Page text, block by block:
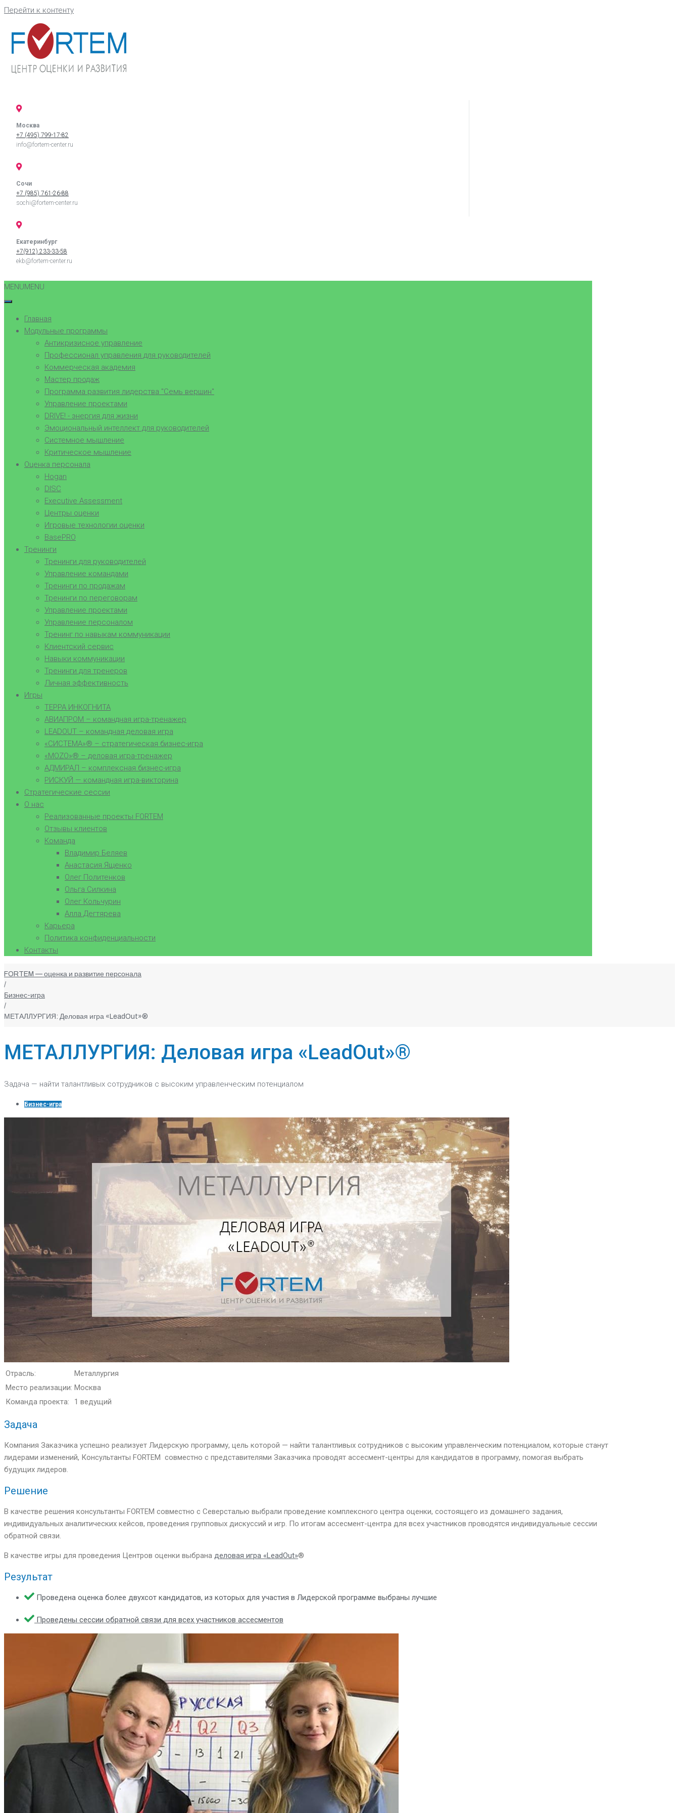
Перейти к контенту
Москва
+7 (495) 799-17-82
info@fortem-center.ru
Сочи
+7 (985) 761-26-88
sochi@fortem-center.ru
Екатеринбург
+7(912) 233-33-58
ekb@fortem-center.ru
MENUMENU
Главная
Модульные программы
Антикризисное управление
Профессионал управления для руководителей
Коммерческая академия
Мастер продаж
Программа развития лидерства "Семь вершин"
Управление проектами
DRIVE! - энергия для жизни
Эмоциональный интеллект для руководителей
Системное мышление
Критическое мышление
Оценка персонала
Hogan
DISC
Executive Assessment
Центры оценки
Игровые технологии оценки
BasePRO
Тренинги
Тренинги для руководителей
Управление командами
Тренинги по продажам
Тренинги по переговорам
Управление проектами
Управление персоналом
Тренинг по навыкам коммуникации
Клиентский сервис
Навыки коммуникации
Тренинги для тренеров
Личная эффективность
Игры
ТЕРРА ИНКОГНИТА
АВИАПРОМ – командная игра-тренажер
LEADOUT – командная деловая игра
«СИСТЕМА»® – стратегическая бизнес-игра
«MOZO»® – деловая игра-тренажер
АДМИРАЛ – комплексная бизнес-игра
РИСКУЙ — командная игра-викторина
Стратегические сессии
О нас
Реализованные проекты FORTEM
Отзывы клиентов
Команда
Владимир Беляев
Анастасия Ященко
Олег Политенков
Ольга Силкина
Олег Кольчурин
Алла Дегтярева
Карьера
Политика конфиденциальности
Контакты
FORTEM — оценка и развитие персонала
/
Бизнес-игра
/
МЕТАЛЛУРГИЯ: Деловая игра «LeadOut»®
МЕТАЛЛУРГИЯ: Деловая игра «LeadOut»®
Задача — найти талантливых сотрудников с высоким управленческим потенциалом
Бизнес-игра
Отрасль:
Металлургия
Место реализации: Москва
Команда проекта:
1 ведущий
Задача
Компания Заказчика успешно реализует Лидерскую программу, цель которой — найти талантливых сотрудников с высоким управленческим потенциалом, которые станут
лидерами изменений, Консультанты FORTEM совместно с представителями Заказчика проводят ассесмент-центры для кандидатов в программу, помогая выбрать
будущих лидеров.
Решение
В качестве решения консультанты FORTEM совместно с Северсталью выбрали проведение комплексного центра оценки, состоящего из домашнего задания,
индивидуальных аналитических кейсов, проведения групповых дискуссий и игр. По итогам ассесмент-центра для всех участников проводятся индивидуальные сессии
обратной связи.
В качестве игры для проведения Центров оценки выбрана деловая игра «LeadOut»®
Результат
Проведена оценка более двухсот кандидатов, из которых для участия в Лидерской программе выбраны лучшие
Проведены сессии обратной связи для всех участников ассесментов